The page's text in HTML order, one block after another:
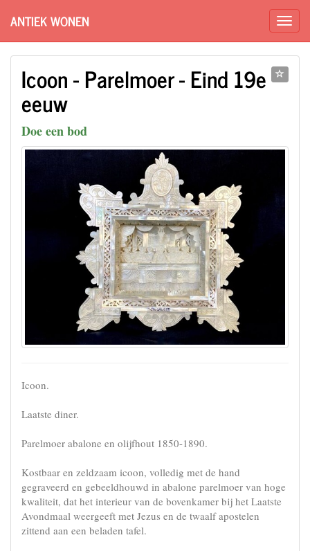
ANTIEK WONEN
Icoon - Parelmoer - Eind 19e
eeuw
Doe een bod
Icoon.
Laatste diner.
Parelmoer abalone en olijfhout 1850-1890.
Kostbaar en zeldzaam icoon, volledig met de hand
gegraveerd en gebeeldhouwd in abalone parelmoer van hoge
kwaliteit, dat het interieur van de bovenkamer bij het Laatste
Avondmaal weergeeft met Jezus en de twaalf apostelen
zittend aan een beladen tafel.